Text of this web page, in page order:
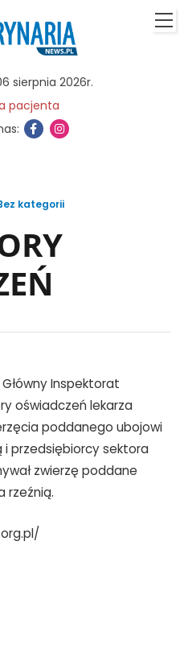
sierpnia 2026r.
pacjenta
kategorii
Główny Inspektorat
oświadczeń lekarza
poddanego ubojowi
i przedsiębiorcy sektora
zwierzę poddane
rzeźnią.